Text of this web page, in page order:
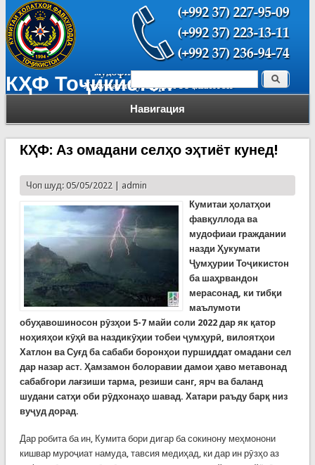
КҲФ Тоҷикистон
Навигация
Форма поиска Поиск
КҲФ: Аз омадани селҳо эҳтиёт кунед!
Чоп шуд: 05/05/2022 | admin
Кумитаи ҳолатҳои
фавқуллода ва
мудофиаи граждании
назди Ҳукумати
Ҷумҳурии Тоҷикистон
ба шаҳрвандон
мерасонад, ки тибқи
маълумоти
обуҳавошиносон рӯзҳои 5-7 майи соли 2022 дар як қатор
ноҳияҳои кӯҳӣ ва наздикӯҳии тобеи ҷумҳурӣ, вилоятҳои
Хатлон ва Суғдба сабаби боронҳои пуршиддат омадани сел
дар назар аст. Ҳамзамон болоравии дамои ҳаво метавонад
сабабгори лағзиши тарма, резиши санг, ярч ва баланд
шудани сатҳи оби рӯдхонаҳо шавад. Хатари раъду барқ низ
вуҷуд дорад.
Дар робита ба ин, Кумита бори дигар ба сокинону меҳмонони
кишвар муроҷиат намуда, тавсия медиҳад, ки дар ин рӯзҳо аз